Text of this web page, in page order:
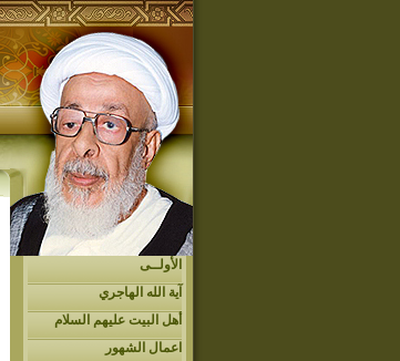
الأولــى
آية الله الهاجري
أهل البيت عليهم السلام
اعمال الشهور